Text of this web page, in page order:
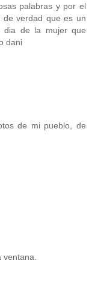
palabras y por el
de verdad que es un
dia de la mujer que
dani
de mi pueblo, de